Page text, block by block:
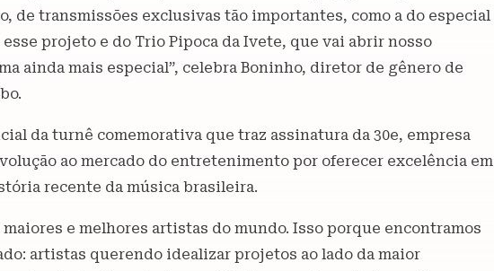
de transmissões exclusivas tão importantes, como a do especial
projeto e do Trio Pipoca da Ivete, que vai abrir nosso
ainda mais especial”, celebra Boninho, diretor de gênero de
da turnê comemorativa que traz assinatura da 30e, empresa
ao mercado do entretenimento por oferecer excelência em
recente da música brasileira.
maiores e melhores artistas do mundo. Isso porque encontramos
artistas querendo idealizar projetos ao lado da maior